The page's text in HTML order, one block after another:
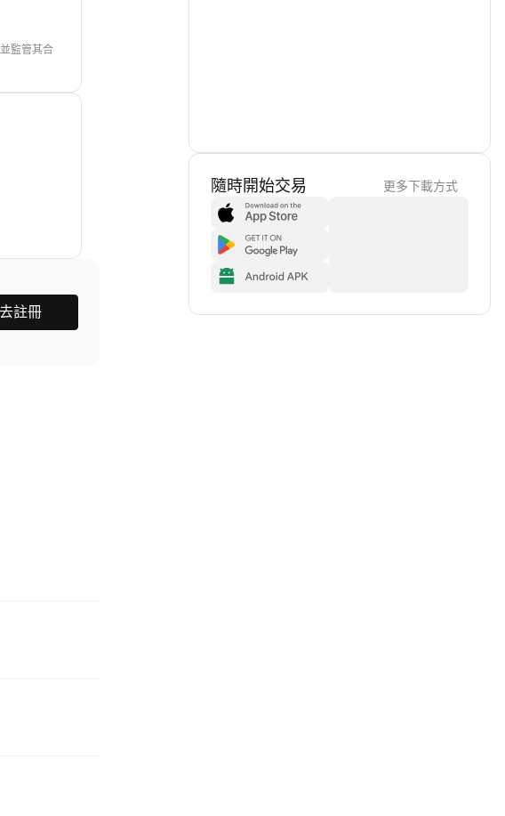
監管其合
去註冊
隨時開始交易 更多下載方式